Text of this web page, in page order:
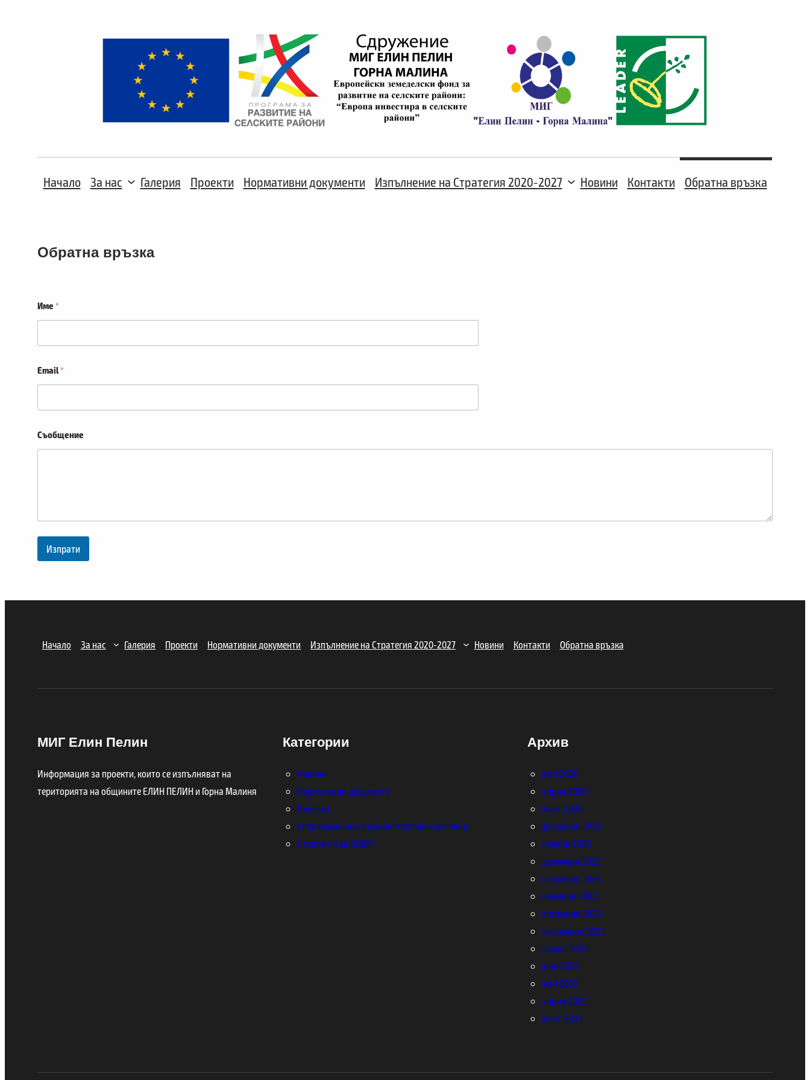
Начало За нас Галерия Проекти Нормативни документи Изпълнение на Стратегия 2020-2027 Новини Контакти Обратна връзка
Обратна връзка
Име *
Email*
Съобщение
Изпрати
Начало За нас Галерия Проекти Нормативни документи Изпълнение на Стратегия 2020-2027 Новини Контакти Обратна връзка
МИГ Елин Пелин
Информация за проекти, които се изпълняват на
територията на общините ЕЛИН ПЕЛИН и Горна Малиня
Категории
Новини
Нормативни документи
Проекти
Споразумение и административен договор
Стратегия за ВОМР
Архив
май 2026
април 2026
март 2026
февруари 2026
януари 2026
декември 2025
октомври 2025
ноември 2023
октомври 2023
септември 2023
август 2023
юни 2023
май 2023
април 2023
март 2023